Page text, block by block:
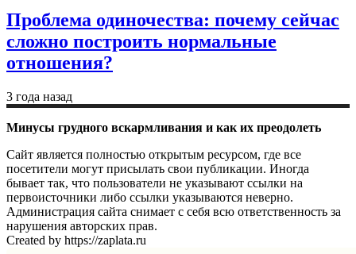
Проблема одиночества: почему сейчас
сложно построить нормальные
отношения?
3 года назад
Минусы грудного вскармливания и как их преодолеть
Сайт является полностью открытым ресурсом, где все
посетители могут присылать свои публикации. Иногда
бывает так, что пользователи не указывают ссылки на
первоисточники либо ссылки указываются неверно.
Администрация сайта снимает с себя всю ответственность за
нарушения авторских прав.
Created by https://zaplata.ru